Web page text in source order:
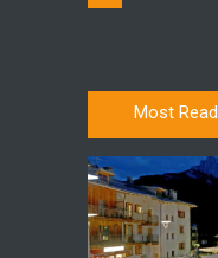
Most Read